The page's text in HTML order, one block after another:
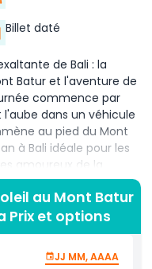
Billet daté
de Bali : la
Batur et l'aventure de
commence par
dans un véhicule
au pied du Mont
à Bali idéale pour les
amoureux de la
expérimentés, vous
lave accidentés et
au sommet juste à
le souffle sur le lac
boisson chaude et
balinais traditionnel en
au Mont Batur
Prix et options
JJ MM, AAAA